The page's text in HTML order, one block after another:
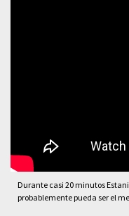
Durante casi 20 minutos
probablemente pueda ser el